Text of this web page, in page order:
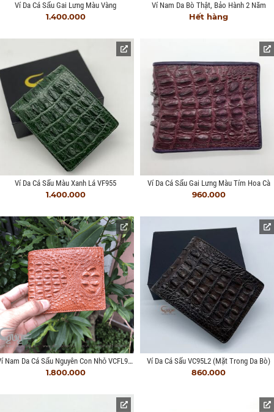
Ví Da Cá Sấu Gai Lưng Màu Vàng
1.400.000
Ví Nam Da Bò Thật, Bảo Hành 2 Năm
Hết hàng
Ví Da Cá Sấu Màu Xanh Lá VF955
1.400.000
Ví Da Cá Sấu Gai Lưng Màu Tím Hoa Cà
960.000
Ví Nam Da Cá Sấu Nguyên Con Nhỏ VCFL953
1.800.000
Ví Da Cá Sấu VC95L2 (mặt Trong Da Bò)
860.000